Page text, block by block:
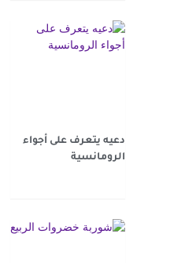
دعيه يتعرف على أجواء
الرومانسية